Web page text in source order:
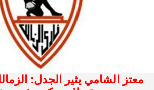
معتز الشامي يثير الجدل: